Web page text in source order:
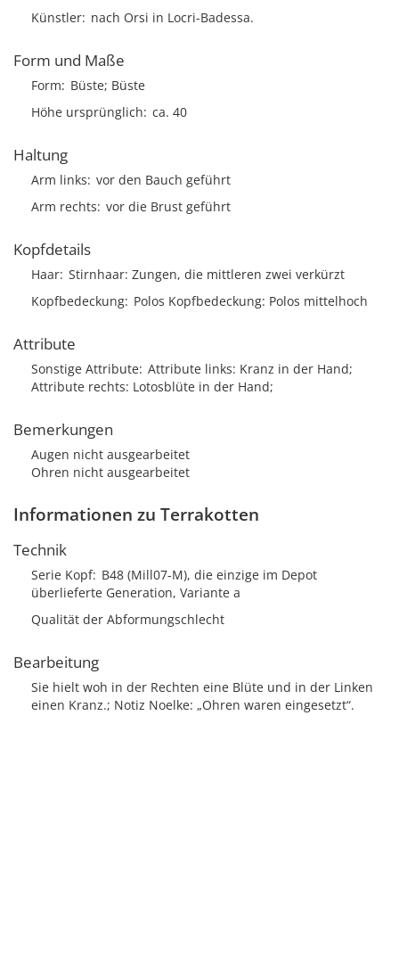
Künstler nach Orsi in Locri-Badessa.
Form und Maße
Form
Büste; Büste
Höhe ursprünglich ca. 40
Haltung
Arm links vor den Bauch geführt
Arm rechts vor die Brust geführt
Kopfdetails
Haar Stirnhaar Zungen, die mittleren zwei verkürzt
Kopfbedeckung Polos Kopfbedeckung: Polos mittelhoch
Attribute
Sonstige Attribute Attribute links: Kranz in der Hand;
Attribute rechts: Lotosblüte in der Hand;
Bemerkungen
Augen nicht ausgearbeitet
Ohren nicht ausgearbeitet
Informationen zu Terrakotten
Technik
Serie Kopf B48 (Mill07-M), die einzige im Depot
überlieferte Generation, Variante a
Qualität der Abformungschlecht
Bearbeitung
Sie hielt woh in der Rechten eine Blüte und in der Linken
einen Kranz.; Notiz Noelke: „Ohren waren eingesetzt“.